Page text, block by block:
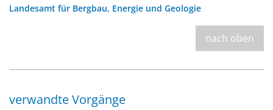
Landesamt für Bergbau, Energie und Geologie
nach oben
verwandte Vorgänge